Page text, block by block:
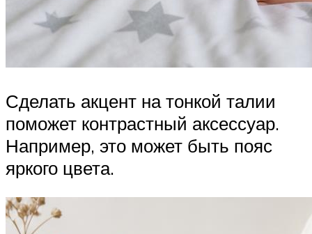
Сделать акцент на тонкой талии
поможет контрастный аксессуар.
Например, это может быть пояс
яркого цвета.